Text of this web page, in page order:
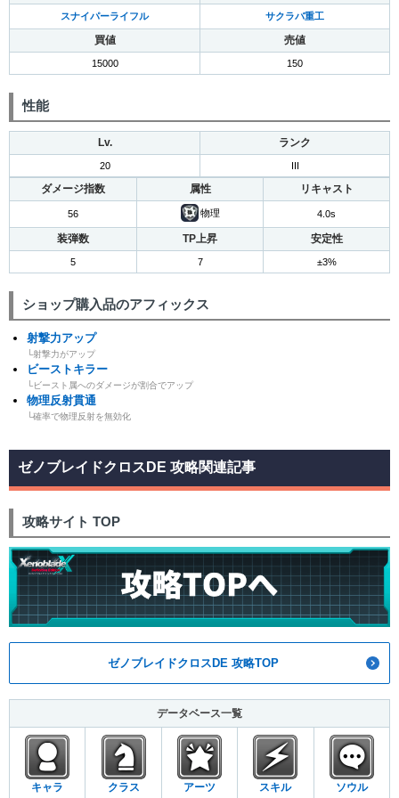
スナイパーライフル サクラバ重工
買値 売値
15000 150
性能
Lv. ランク
20
ダメージ指数 属性 リキャスト
56 物理 4.0s
装弾数 TP上昇 安定性
5 7 ±3%
ショップ購入品のアフィックス
射撃力アップ
└射撃力がアップ
ビーストキラー
└ビースト属へのダメージが割合でアップ
物理反射貫通
└確率で物理反射を無効化
ゼノブレイドクロスDE 攻略関連記事
攻略サイト TOP
ゼノブレイドクロスDE 攻略TOP
データベース一覧
キャラ クラス アーツ スキル ソウル